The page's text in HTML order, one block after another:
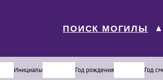
ПОИСК МОГИЛЫ ▼
Инициалы Год рождения Год